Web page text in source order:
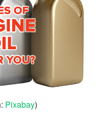
Pixabay)